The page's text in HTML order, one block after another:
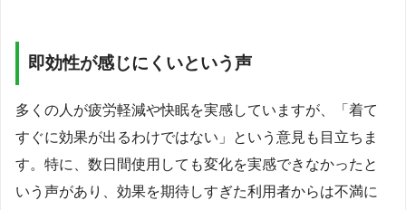
即効性が感じにくいという声
多くの人が疲労軽減や快眠を実感していますが、「着て
すぐに効果が出るわけではない」という意見も目立ちま
す。特に、数日間使用しても変化を実感できなかったと
いう声があり、効果を期待しすぎた利用者からは不満に